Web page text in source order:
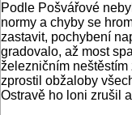
Podle Pošvářové
normy a chyby se
zastavit, pochybení
gradovalo, až most
železničním
zprostil obžaloby
Ostravě ho loni zrušil